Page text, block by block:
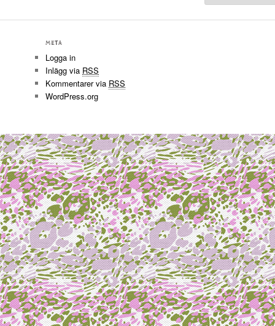
META
Logga in
Inlägg via RSS
Kommentarer via RSS
WordPress.org